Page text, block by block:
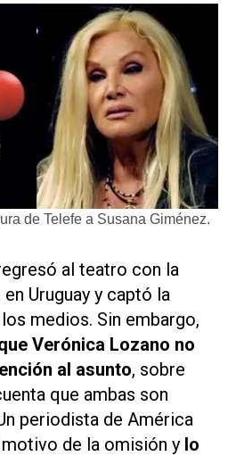
de Telefe a Susana Giménez.
al teatro con la
en Uruguay y captó la
medios. Sin embargo,
Verónica Lozano no
al asunto, sobre
que ambas son
periodista de América
de la omisión y lo